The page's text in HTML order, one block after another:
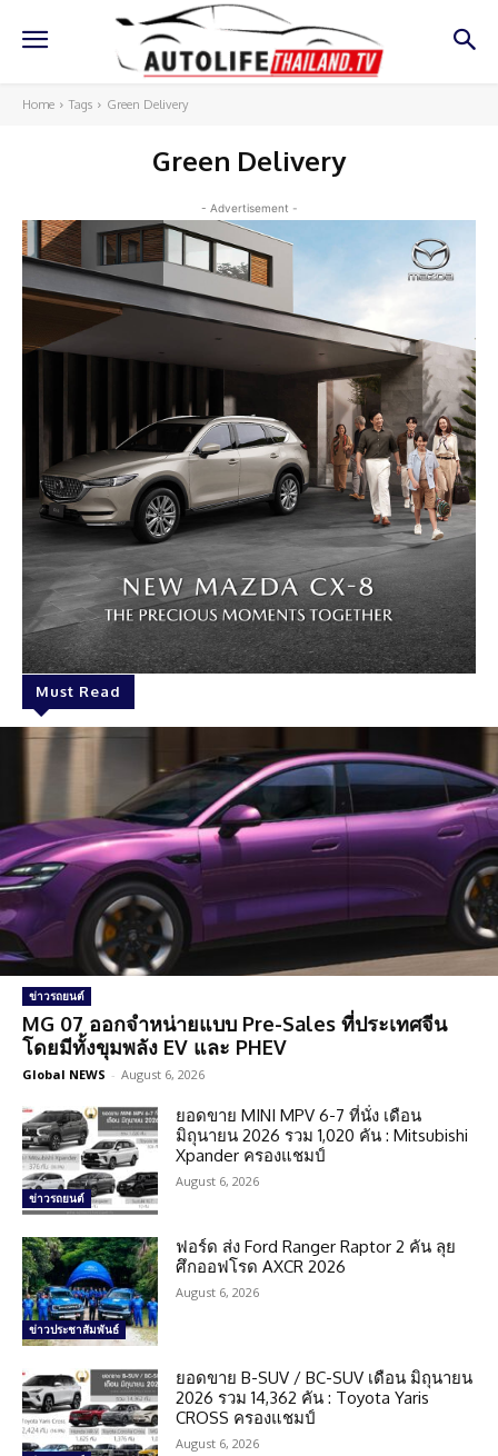
Home Tags Green Delivery
Green Delivery
- Advertisement -
Must Read
ข่าวรถยนต์
MG 07 ออกจำหน่ายแบบ Pre-Sales ที่ประเทศจีน
โดยมีทั้งขุมพลัง EV และ PHEV
Global NEWS - August 6, 2026
ข่าวรถยนต์
ยอดขาย MINI MPV 6-7 ที่นั่ง เดือน
มิถุนายน 2026 รวม 1,020 คัน : Mitsubishi
Xpander ครองแชมป์
August 6, 2026
ข่าวประชาสัมพันธ์
ฟอร์ด ส่ง Ford Ranger Raptor 2 คัน ลุย
ศึกออฟโรด AXCR 2026
August 6, 2026
ยอดขาย B-SUV / BC-SUV เดือน มิถุนายน
2026 รวม 14,362 คัน : Toyota Yaris
CROSS ครองแชมป์
August 6, 2026